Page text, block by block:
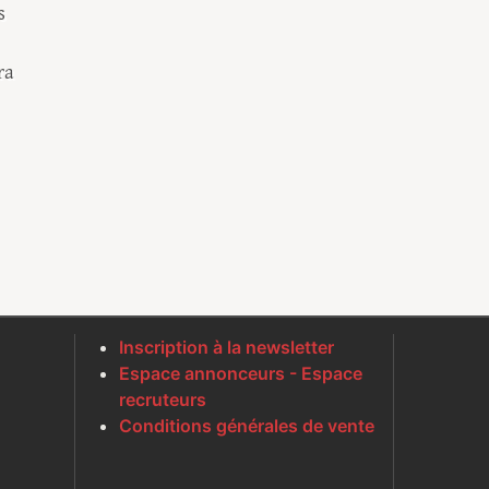
Inscription à la newsletter
Espace annonceurs - Espace
recruteurs
Conditions générales de vente